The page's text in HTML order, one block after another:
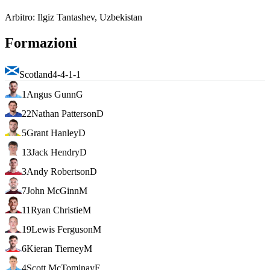
Arbitro: Ilgiz Tantashev, Uzbekistan
Formazioni
Scotland4-4-1-1
1 Angus GunnG
22Nathan PattersonD
5Grant HanleyD
13Jack HendryD
3Andy RobertsonD
7John McGinnM
11Ryan ChristieM
19Lewis FergusonM
6Kieran TierneyM
4Scott McTominayF